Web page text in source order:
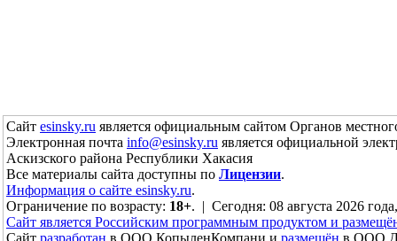
Сайт esinsky.ru является официальным сайтом Органов
Электронная почта info@esinsky.ru является официальной
Аскизского района Республики Хакасия
Все материалы сайта доступны по Лицензии.
Информация о сайте esinsky.ru.
Ограничение по возрасту: 18+. | Сегодня: 08 августа 2026
Сайт является Российским программным продуктом и
Сайт разработан в ООО КопыленКомпани и размещён в ООО